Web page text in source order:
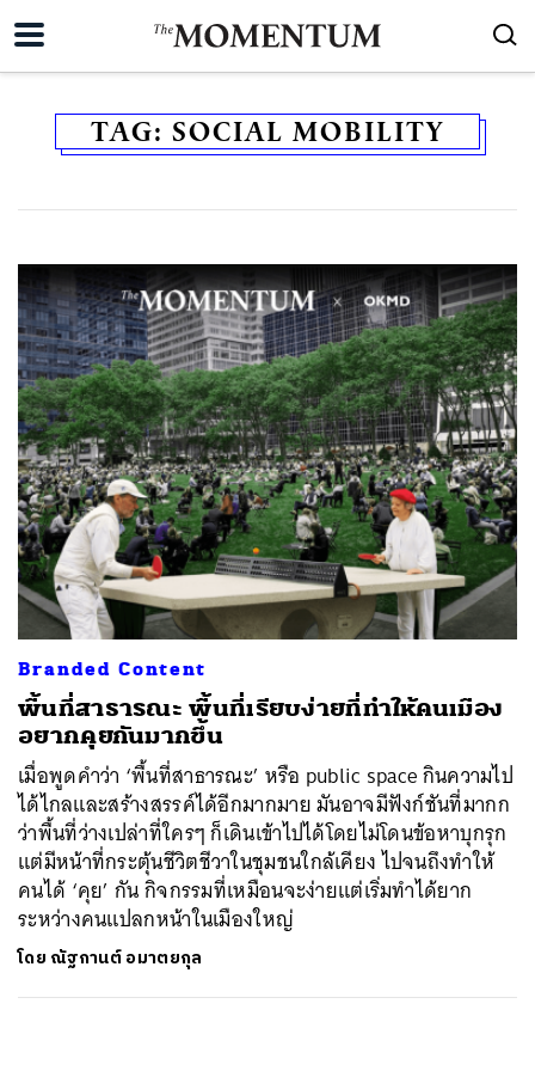
TAG: SOCIAL MOBILITY
Branded Content
พื้นที่สาธารณะ พื้นที่เรียบง่ายที่ทำให้คนเมือง
อยากคุยกันมากขึ้น
เมื่อพูดคำว่า ‘พื้นที่สาธารณะ’ หรือ public space กินความไป
ได้ไกลและสร้างสรรค์ได้อีกมากมาย มันอาจมีฟังก์ชันที่มากก
ว่าพื้นที่ว่างเปล่าที่ใครๆ ก็เดินเข้าไปได้โดยไม่โดนข้อหาบุกรุก
แต่มีหน้าที่กระตุ้นชีวิตชีวาในชุมชนใกล้เคียง ไปจนถึงทำให้
คนได้ ‘คุย’ กัน กิจกรรมที่เหมือนจะง่ายแต่เริ่มทำได้ยาก
ระหว่างคนแปลกหน้าในเมืองใหญ่
โดย ณัฐกานต์ อมาตยกุล
ค้นหา
SHARE TWEET